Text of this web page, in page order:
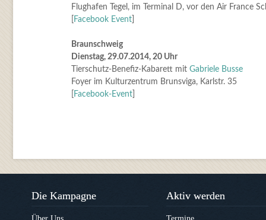
Flughafen Tegel, im Terminal D, vor den Air France
Facebook Event]
Braunschweig
Dienstag, 29.07.2014, 20 Uhr
Tierschutz-Benefiz-Kabarett mit Gabriele Busse
Foyer im Kulturzentrum Brunsviga, Karlstr. 35
Facebook-Event]
Die Kampagne Aktiv werden